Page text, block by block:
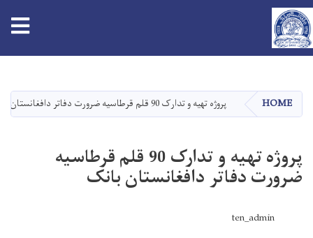
main
content
HOME پروژه تهیه و تدارک 90 قلم قرطاسیه ضرورت دفاتر دافغانستان بانک
پروژه تهیه و تدارک 90 قلم قرطاسیه
ضرورت دفاتر دافغانستان بانک
ten_admin